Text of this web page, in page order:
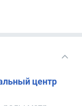
центр